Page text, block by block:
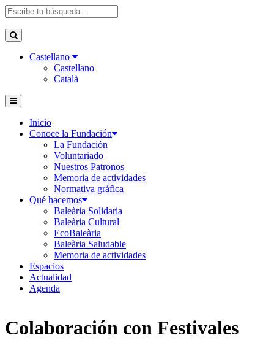
Castellano
Castellano
Català
Inicio
Conoce la Fundación
La Fundación
Voluntariado
Nuestros Patronos
Memoria de actividades
Normativa gráfica
Qué hacemos
Baleària Solidaria
Baleària Cultural
EcoBaleària
Baleària Saludable
Memoria de actividades
Espacios
Actualidad
Agenda
Colaboración con Festivales